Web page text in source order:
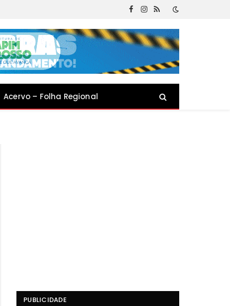
Facebook
Instagram
RSS
Acervo – Folha Regional
PUBLICIDADE